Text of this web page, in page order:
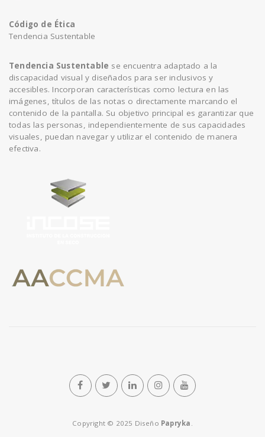
Código de Ética
Tendencia Sustentable
Tendencia Sustentable se encuentra adaptado a la
discapacidad visual y diseñados para ser inclusivos y
accesibles. Incorporan características como lectura en las
imágenes, títulos de las notas o directamente marcando el
contenido de la pantalla. Su objetivo principal es garantizar que
todas las personas, independientemente de sus capacidades
visuales, puedan navegar y utilizar el contenido de manera
efectiva.
Copyright © 2025 Diseño Papryka